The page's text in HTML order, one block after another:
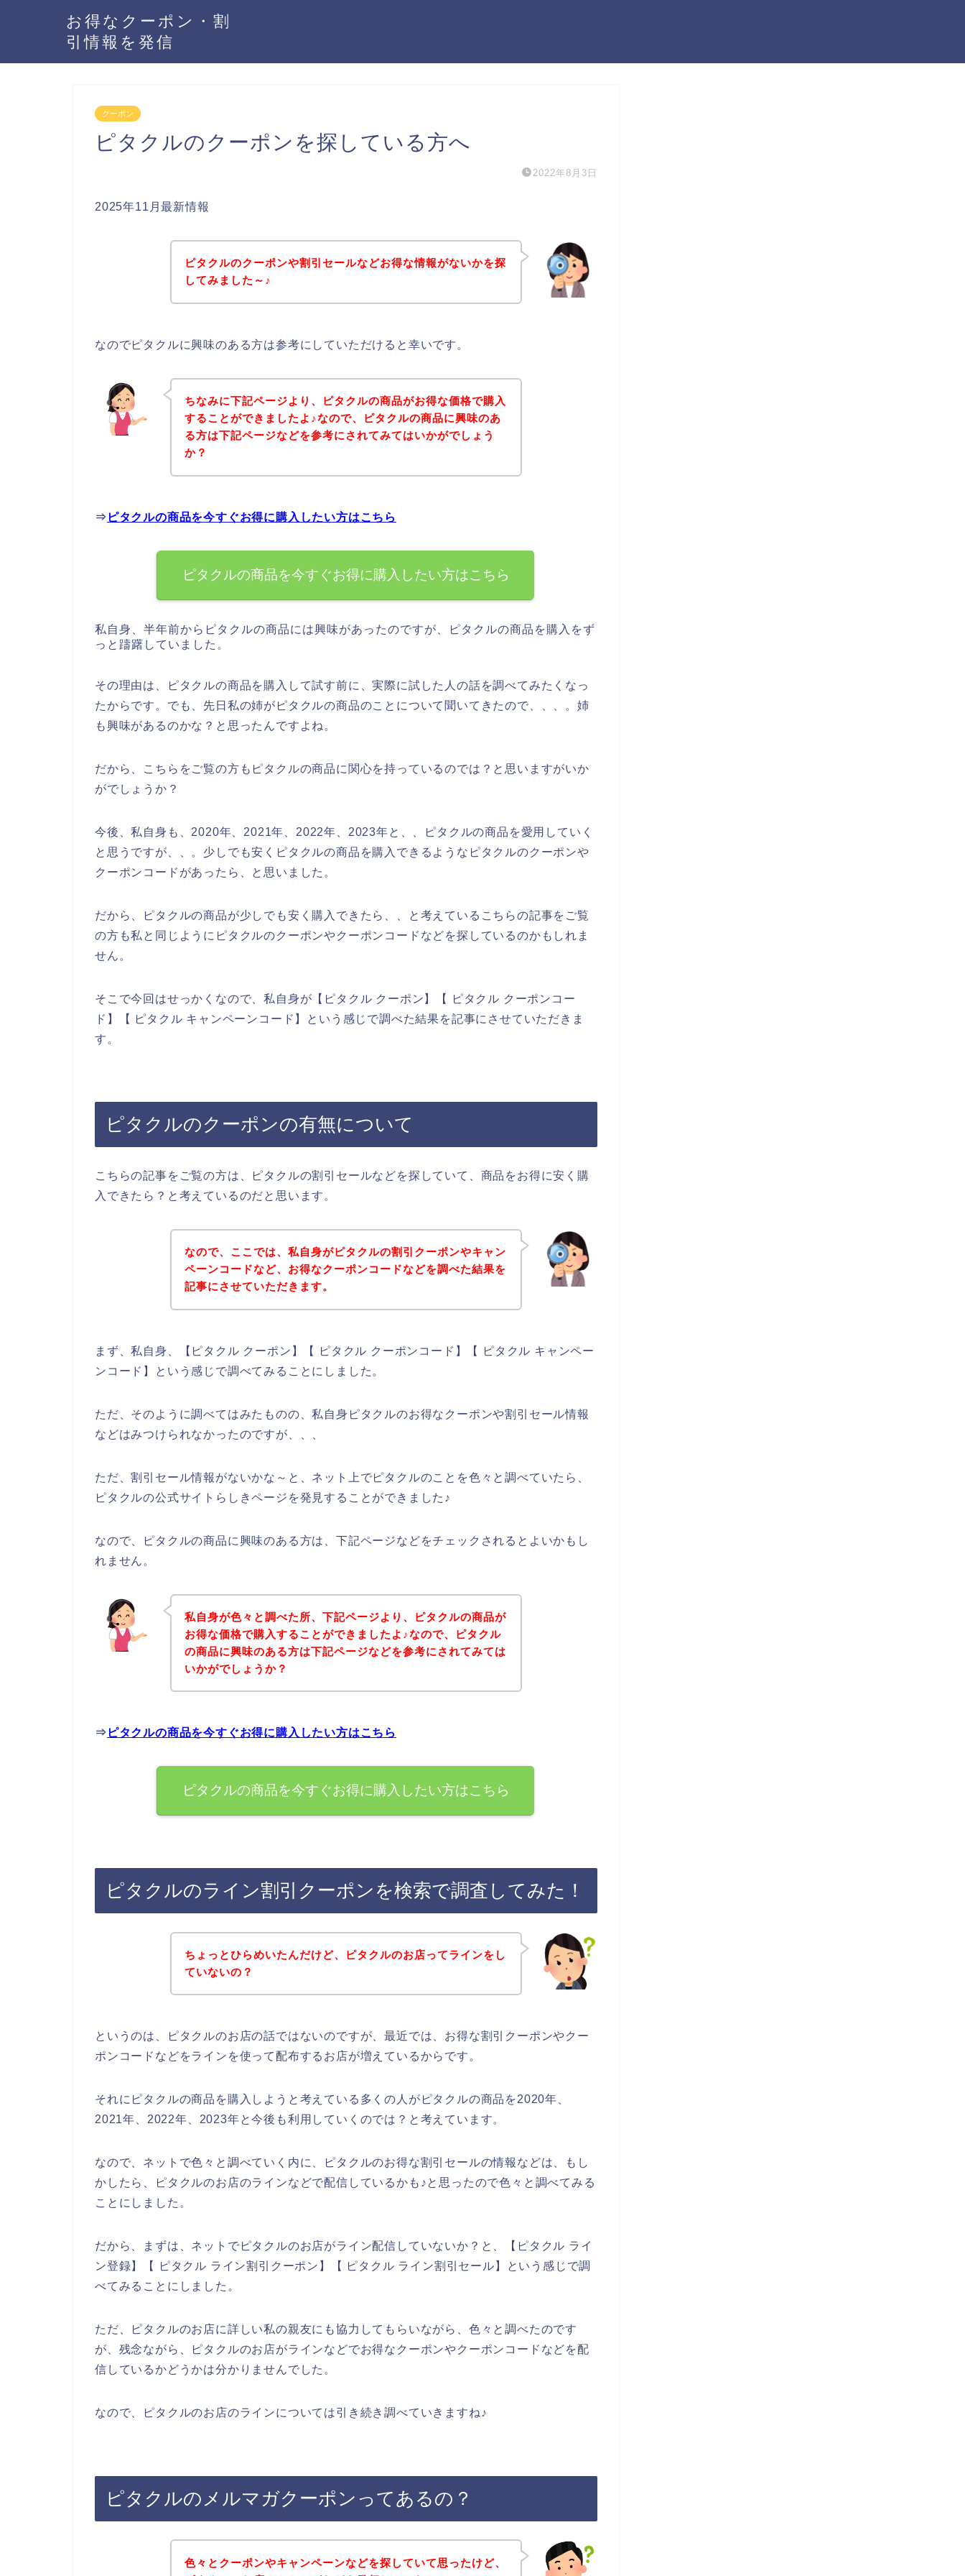
お得なクーポン・割
引情報を発信
クーポン
ピタクルのクーポンを探している方へ
2022年8月3日
2025年11月最新情報
ピタクルのクーポンや割引セールなどお得な情報がないかを探
してみました～♪
なのでピタクルに興味のある方は参考にしていただけると幸いです。
ちなみに下記ページより、ピタクルの商品がお得な価格で購入
することができましたよ♪なので、ピタクルの商品に興味のあ
る方は下記ページなどを参考にされてみてはいかがでしょう
か？
⇒ ピタクルの商品を今すぐお得に購入したい方はこちら
ピタクルの商品を今すぐお得に購入したい方はこちら
私自身、半年前からピタクルの商品には興味があったのですが、ピタクルの商品を購入をず
っと躊躇していました。
その理由は、ピタクルの商品を購入して試す前に、実際に試した人の話を調べてみたくなっ
たからです。でも、先日私の姉がピタクルの商品のことについて聞いてきたので、、、。姉
も興味があるのかな？と思ったんですよね。
だから、こちらをご覧の方もピタクルの商品に関心を持っているのでは？と思いますがいか
がでしょうか？
今後、私自身も、2020年、2021年、2022年、2023年と、、ピタクルの商品を愛用していく
と思うですが、、。少しでも安くピタクルの商品を購入できるようなピタクルのクーポンや
クーポンコードがあったら、と思いました。
だから、ピタクルの商品が少しでも安く購入できたら、、と考えているこちらの記事をご覧
の方も私と同じようにピタクルのクーポンやクーポンコードなどを探しているのかもしれま
せん。
そこで今回はせっかくなので、私自身が【ピタクル クーポン】【 ピタクル クーポンコー
ド】【 ピタクル キャンペーンコード】という感じで調べた結果を記事にさせていただきま
す。
ピタクルのクーポンの有無について
こちらの記事をご覧の方は、ピタクルの割引セールなどを探していて、商品をお得に安く購
入できたら？と考えているのだと思います。
なので、ここでは、私自身がピタクルの割引クーポンやキャン
ペーンコードなど、お得なクーポンコードなどを調べた結果を
記事にさせていただきます。
まず、私自身、【ピタクル クーポン】【 ピタクル クーポンコード】【 ピタクル キャンペー
ンコード】という感じで調べてみることにしました。
ただ、そのように調べてはみたものの、私自身ピタクルのお得なクーポンや割引セール情報
などはみつけられなかったのですが、、、
ただ、割引セール情報がないかな～と、ネット上でピタクルのことを色々と調べていたら、
ピタクルの公式サイトらしきページを発見することができました♪
なので、ピタクルの商品に興味のある方は、下記ページなどをチェックされるとよいかもし
れません。
私自身が色々と調べた所、下記ページより、ピタクルの商品が
お得な価格で購入することができましたよ♪なので、ピタクル
の商品に興味のある方は下記ページなどを参考にされてみては
いかがでしょうか？
⇒ ピタクルの商品を今すぐお得に購入したい方はこちら
ピタクルの商品を今すぐお得に購入したい方はこちら
ピタクルのライン割引クーポンを検索で調査してみた！
ちょっとひらめいたんだけど、ピタクルのお店ってラインをし
ていないの？
というのは、ピタクルのお店の話ではないのですが、最近では、お得な割引クーポンやクー
ポンコードなどをラインを使って配布するお店が増えているからです。
それにピタクルの商品を購入しようと考えている多くの人がピタクルの商品を2020年、
2021年、2022年、2023年と今後も利用していくのでは？と考えています。
なので、ネットで色々と調べていく内に、ピタクルのお得な割引セールの情報などは、もし
かしたら、ピタクルのお店のラインなどで配信しているかも♪と思ったので色々と調べてみる
ことにしました。
だから、まずは、ネットでピタクルのお店がライン配信していないか？と、【ピタクル ライ
ン登録】【 ピタクル ライン割引クーポン】【 ピタクル ライン割引セール】という感じで調
べてみることにしました。
ただ、ピタクルのお店に詳しい私の親友にも協力してもらいながら、色々と調べたのです
が、残念ながら、ピタクルのお店がラインなどでお得なクーポンやクーポンコードなどを配
信しているかどうかは分かりませんでした。
なので、ピタクルのお店のラインについては引き続き調べていきますね♪
ピタクルのメルマガクーポンってあるの？
色々とクーポンやキャンペーンなどを探していて思ったけど、